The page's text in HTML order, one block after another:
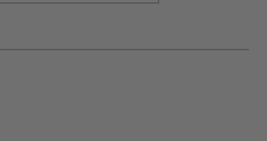
kuuluvat muun muassa